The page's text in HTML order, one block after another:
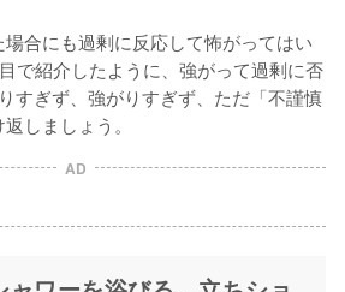
合にも過剰に反応して怖がってはい
で紹介したように、強がって過剰に否
すぎず、強がりすぎず、ただ「不謹慎
しましょう。
AD